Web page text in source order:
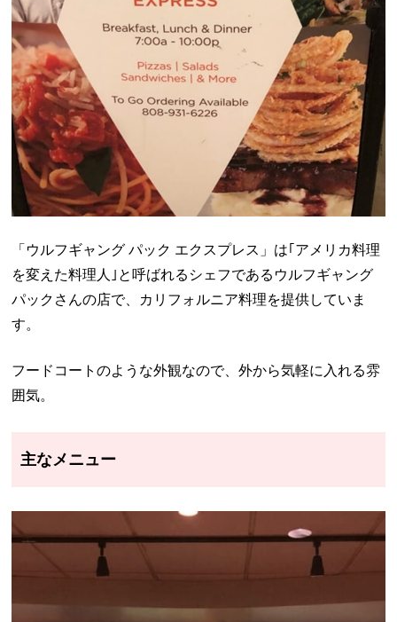
「ウルフギャング パック エクスプレス」は｢アメリカ料理
を変えた料理人｣と呼ばれるシェフであるウルフギャング
パックさんの店で、カリフォルニア料理を提供していま
す。
フードコートのような外観なので、外から気軽に入れる雰
囲気。
主なメニュー